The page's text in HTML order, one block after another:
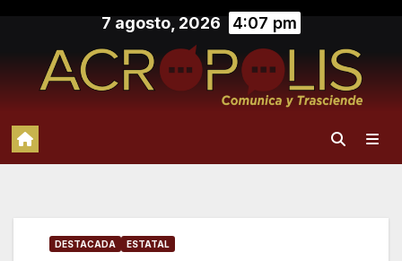
contenido
7 agosto, 2026 4:07 pm
DESTACADA ESTATAL